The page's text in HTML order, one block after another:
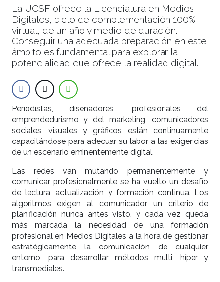
La UCSF ofrece la Licenciatura en Medios
Digitales, ciclo de complementación 100%
virtual, de un año y medio de duración.
Conseguir una adecuada preparación en este
ámbito es fundamental para explorar la
potencialidad que ofrece la realidad digital.
Periodistas, diseñadores, profesionales del
emprendedurismo y del marketing, comunicadores
sociales, visuales y gráficos están continuamente
capacitándose para adecuar su labor a las exigencias
de un escenario eminentemente digital.
Las redes van mutando permanentemente y
comunicar profesionalmente se ha vuelto un desafío
de lectura, actualización y formación continua. Los
algoritmos exigen al comunicador un criterio de
planificación nunca antes visto, y cada vez queda
más marcada la necesidad de una formación
profesional en Medios Digitales a la hora de gestionar
estratégicamente la comunicación de cualquier
entorno, para desarrollar métodos multi, híper y
transmediales.